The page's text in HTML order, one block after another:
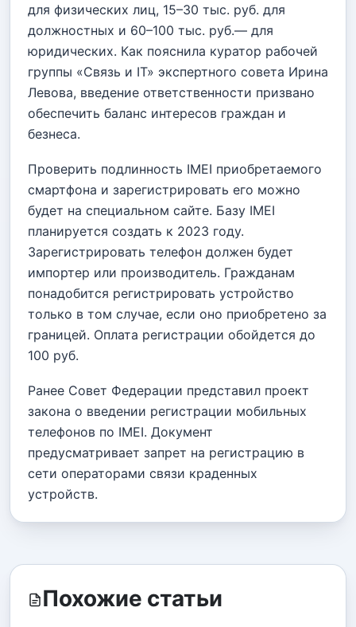
для физических лиц, 15–30 тыс. руб. для
должностных и 60–100 тыс. руб.— для
юридических. Как пояснила куратор рабочей
группы «Связь и IT» экспертного совета Ирина
Левова, введение ответственности призвано
обеспечить баланс интересов граждан и
безнеса.
Проверить подлинность IMEI приобретаемого
смартфона и зарегистрировать его можно
будет на специальном сайте. Базу IMEI
планируется создать к 2023 году.
Зарегистрировать телефон должен будет
импортер или производитель. Гражданам
понадобится регистрировать устройство
только в том случае, если оно приобретено за
границей. Оплата регистрации обойдется до
100 руб.
Ранее Совет Федерации представил проект
закона о введении регистрации мобильных
телефонов по IMEI. Документ
предусматривает запрет на регистрацию в
сети операторами связи краденных
устройств.
Похожие статьи